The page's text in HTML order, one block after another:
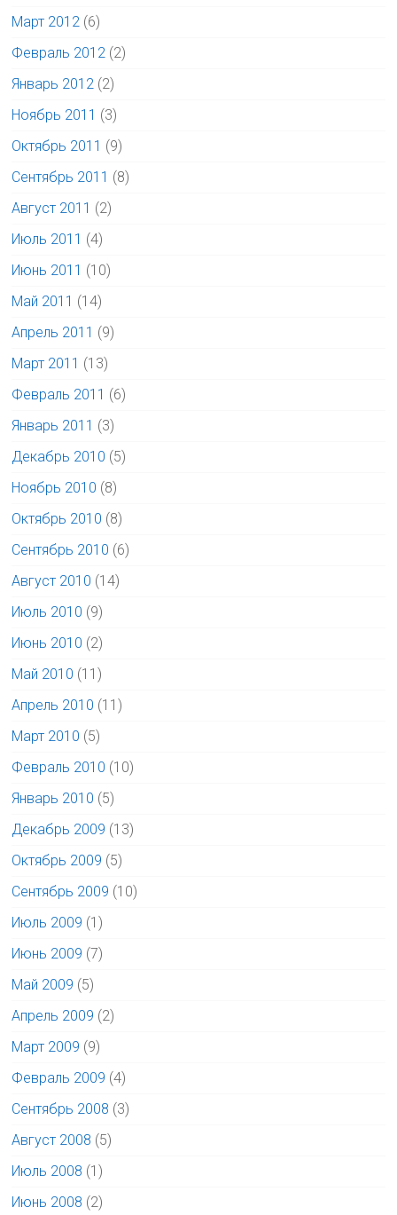
Март 2012 (6)
Февраль 2012 (2)
Январь 2012 (2)
Ноябрь 2011 (3)
Октябрь 2011 (9)
Сентябрь 2011 (8)
Август 2011 (2)
Июль 2011 (4)
Июнь 2011 (10)
Май 2011 (14)
Апрель 2011 (9)
Март 2011 (13)
Февраль 2011 (6)
Январь 2011 (3)
Декабрь 2010 (5)
Ноябрь 2010 (8)
Октябрь 2010 (8)
Сентябрь 2010 (6)
Август 2010 (14)
Июль 2010 (9)
Июнь 2010 (2)
Май 2010 (11)
Апрель 2010 (11)
Март 2010 (5)
Февраль 2010 (10)
Январь 2010 (5)
Декабрь 2009 (13)
Октябрь 2009 (5)
Сентябрь 2009 (10)
Июль 2009 (1)
Июнь 2009 (7)
Май 2009 (5)
Апрель 2009 (2)
Март 2009 (9)
Февраль 2009 (4)
Сентябрь 2008 (3)
Август 2008 (5)
Июль 2008 (1)
Июнь 2008 (2)